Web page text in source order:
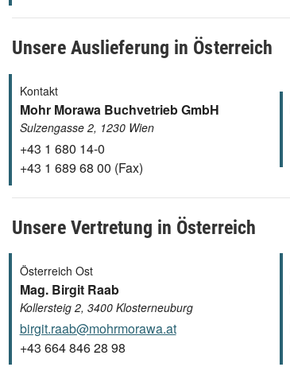
Unsere Auslieferung in Österreich
Kontakt
Mohr Morawa Buchvetrieb GmbH
Sulzengasse 2, 1230 Wien
+43 1 680 14-0
+43 1 689 68 00 (Fax)
Unsere Vertretung in Österreich
Österreich Ost
Mag. Birgit Raab
Kollersteig 2, 3400 Klosterneuburg
birgit.raab@mohrmorawa.at
+43 664 846 28 98